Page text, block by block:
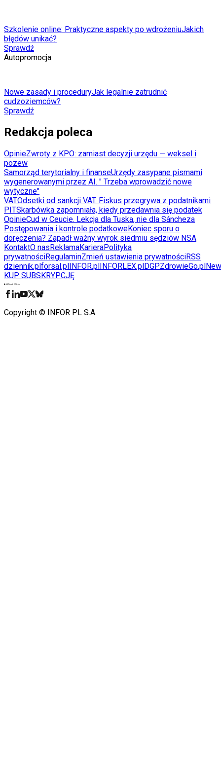
Szkolenie online: Praktyczne aspekty po wdrożeniuJakich
błędów unikać?
Sprawdź
Autopromocja
Nowe zasady i proceduryJak legalnie zatrudnić
cudzoziemców?
Sprawdź
Redakcja poleca
OpinieZwroty z KPO: zamiast decyzji urzędu — weksel i
pozew
Samorząd terytorialny i finanseUrzędy zasypane pismami
wygenerowanymi przez AI. " Trzeba wprowadzić nowe
wytyczne"
VATOdsetki od sankcji VAT. Fiskus przegrywa z podatnikami
PITSkarbówka zapomniała, kiedy przedawnia się podatek
OpinieCud w Ceucie. Lekcja dla Tuska, nie dla Sáncheza
Postępowania i kontrole podatkoweKoniec sporu o
doręczenia? Zapadł ważny wyrok siedmiu sędziów NSA
KontaktO nasReklamaKarieraPolityka
prywatnościRegulaminZmień ustawienia prywatnościRSS
dziennik.plforsal.plINFOR.plINFORLEX.plDGPZdrowieGo.pl
KUP SUBSKRYPCJĘ
Copyright © INFOR PL S.A.